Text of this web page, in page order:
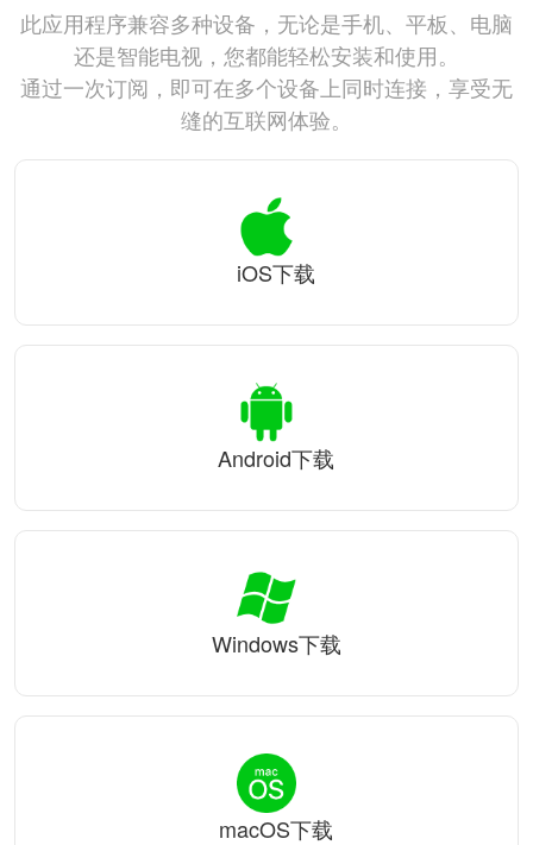
此应用程序兼容多种设备，无论是手机、平板、电脑
还是智能电视，您都能轻松安装和使用。
通过一次订阅，即可在多个设备上同时连接，享受无
缝的互联网体验。
iOS下载
Android下载
Windows下载
macOS下载